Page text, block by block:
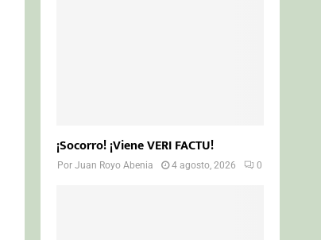
¡Socorro! ¡Viene VERI FACTU!
PorJuan Royo Abenia 4 agosto, 2026 0